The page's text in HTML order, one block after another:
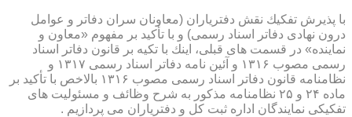
با پذیرش تفكیك نقش دفتریاران (معاونان سران دفاتر و عوامل
درون نهادی دفاتر اسناد رسمی) و با تأكید بر مفهوم «معاون و
نماینده» در قسمت های قبلی، اینك با تكیه بر قانون دفاتر اسناد
رسمی مصوب ۱۳۱۶ و آئین نامه دفاتر اسناد رسمی ۱۳۱۷ و
نظامنامه قانون دفاتر اسناد رسمی مصوب ۱۳۱۶ بالاخص با تأكید بر
ماده ۲۴ و ۲۵ نظامنامه مذكور به شرح وظائف و مسئولیت های
تفكیكی نمایندگان اداره ثبت كل و دفتریاران می پردازیم .